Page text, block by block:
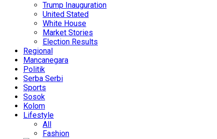
Trump Inauguration
United Stated
White House
Market Stories
Election Results
Regional
Mancanegara
Politik
Serba Serbi
Sports
Sosok
Kolom
Lifestyle
All
Fashion